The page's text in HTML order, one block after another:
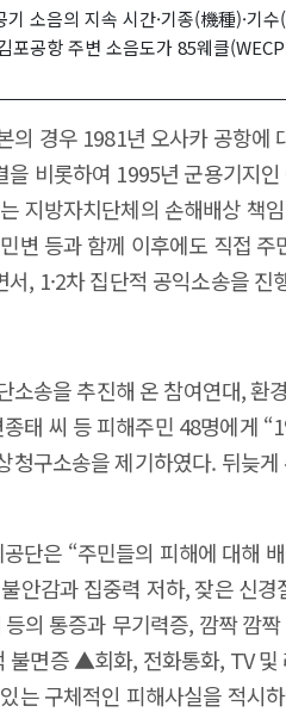
소음의 지속 시간·기종(機種)·기
포공항 주변 소음도가 85웨클
의 경우 1981년 오사카 공항에
비롯하여 1995년 군용기지
지방자치단체의 손해배상 책
변 등과 함께 이후에도 직접
, 1·2차 집단적 공익소송을 진
송을 추진해 온 참여연대, 환
태 씨 등 피해주민 48명에게
청구소송을 제기하였다. 뒤늦
단은 “주민들의 피해에 대해
안감과 집중력 저하, 잦은 신
의 통증과 무기력증, 깜짝 깜
면증 ▲회화, 전화통화, TV 및
는 구체적인 피해사실을 적시